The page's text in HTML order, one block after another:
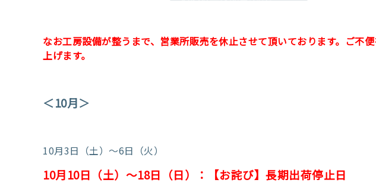
なお工房設備が整うまで、営業所販売を休止させて頂いております。ご不
上げます。
＜10月＞
10月3日（土）～6日（火）
10月10日（土）～18日（日）： 【お詫び】長期出荷停止日